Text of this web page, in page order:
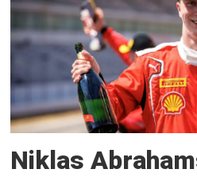
Niklas